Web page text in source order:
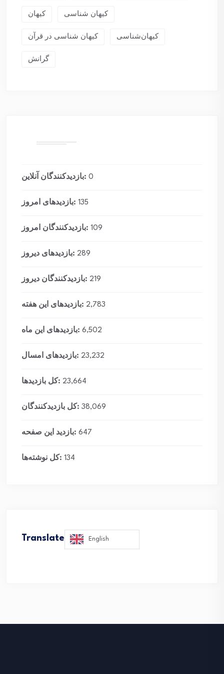
کیهان کیهان شناسی
کیهان شناسی در قرآن کیهان‌شناسی
گرانش
بازدیدکنندگان آنلاین: 0
بازدیدهای امروز: 135
بازدیدکنندگان امروز: 109
بازدیدهای دیروز: 289
بازدیدکنندگان دیروز: 219
بازدیدهای این هفته: 2,783
بازدیدهای این ماه: 6,502
بازدیدهای امسال: 23,232
کل بازدیدها: 23,664
کل بازدیدکنند‌گان: 38,069
بازدید این صفحه: 647
کل نوشته‌ها: 134
Translate English